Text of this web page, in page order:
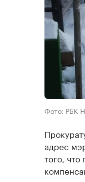
Фото: РБК
адрес
того, что